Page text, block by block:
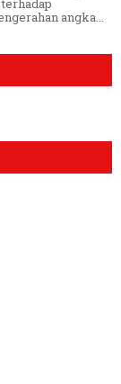
angka...